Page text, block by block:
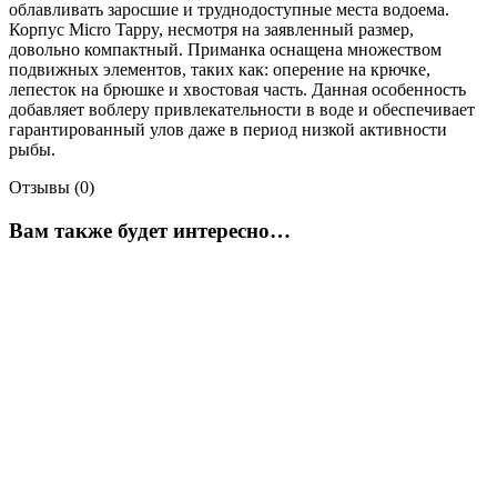
облавливать заросшие и труднодоступные места водоема.
Корпус Micro Tappy, несмотря на заявленный размер,
довольно компактный. Приманка оснащена множеством
подвижных элементов, таких как: оперение на крючке,
лепесток на брюшке и хвостовая часть. Данная особенность
добавляет воблеру привлекательности в воде и обеспечивает
гарантированный улов даже в период низкой активности
рыбы.
Отзывы (0)
Вам также будет интересно…